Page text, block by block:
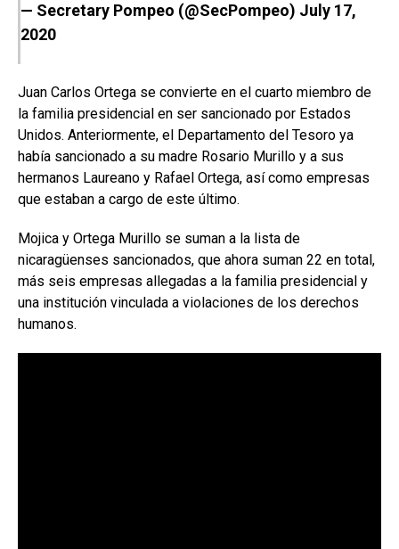
— Secretary Pompeo (@SecPompeo) July 17,
2020
Juan Carlos Ortega se convierte en el cuarto miembro de
la familia presidencial en ser sancionado por Estados
Unidos. Anteriormente, el Departamento del Tesoro ya
había sancionado a su madre Rosario Murillo y a sus
hermanos Laureano y Rafael Ortega, así como empresas
que estaban a cargo de este último.
Mojica y Ortega Murillo se suman a la lista de
nicaragüenses sancionados, que ahora suman 22 en total,
más seis empresas allegadas a la familia presidencial y
una institución vinculada a violaciones de los derechos
humanos.